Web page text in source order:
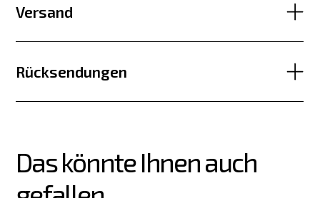
Versand
Rücksendungen
Das könnte Ihnen auch